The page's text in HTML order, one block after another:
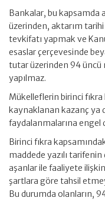
Bankalar, bu kapsamda
üzerinden, aktarım
tevkifatı yapmak ve
esaslar çerçevesinde
tutar üzerinden 94 üncü
yapılmaz.
Mükelleflerin birinci fıkra
kaynaklanan kazanç ya
faydalanmalarına engel
Birinci fıkra
maddede yazılı
aşanlar ile faaliyete
şartlara göre tahsil
Bu durumda olanların,